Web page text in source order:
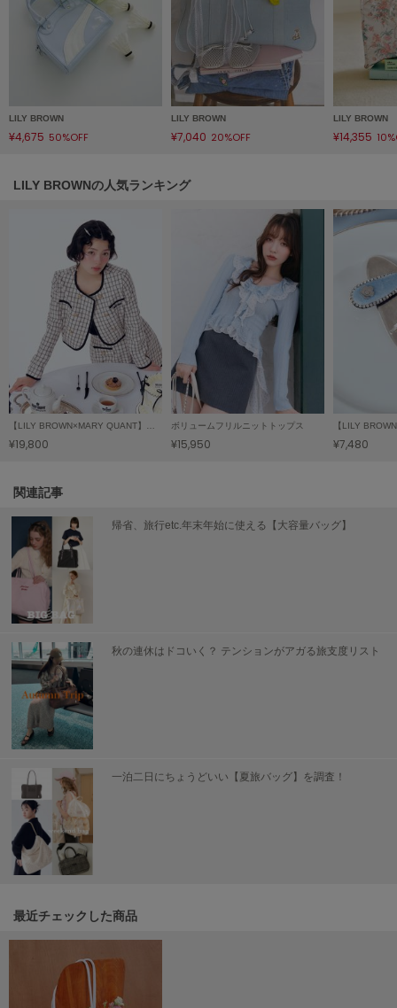
SALOMON
サロモン
sanrio house
サンリオハウス
セサミストリートマーケット
スニーカーズ バイ エミ
Snow Peak
スノーピーク
SNIDEL
スナイデル
SNIDEL HOME
スナイデル ホーム
SOFER
ソフェル
ソリン
Stylevoice for xxx
スタイルヴォイスフォー
SUICOKE
スイコック
SUPERGA
スペルガ
swanë
スワネ
TAW&TOE
トーアンドトー
TEVA
テバ
ザバーネット
ザ・ノース・フェイス
TODAYFUL
LILY BROWN
¥4,675 50%OFF
LILY BROWN
¥7,040 20%OFF
LILY BROWN
¥14,355
LILY BROWNの人気ランキング
¥19,800
ボリュームフリルニットトップス
¥15,950 ¥7,480
関連記事
帰省、旅行etc.年末年始に使える【大容量バッグ】
秋の連休はドコいく？ テンションがアガる旅支度リスト
一泊二日にちょうどいい【夏旅バッグ】を調査！
最近チェックした商品